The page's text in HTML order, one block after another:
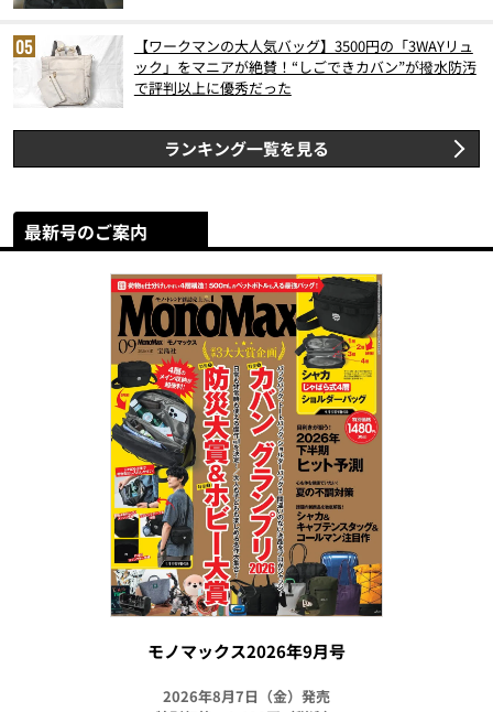
【ワークマンの大人気バッグ】3500円の「3WAYリュ
ック」をマニアが絶賛！“しごできカバン”が撥水防汚
で評判以上に優秀だった
ランキング一覧を見る
最新号のご案内
モノマックス2026年9月号
2026年8月7日（金）発売